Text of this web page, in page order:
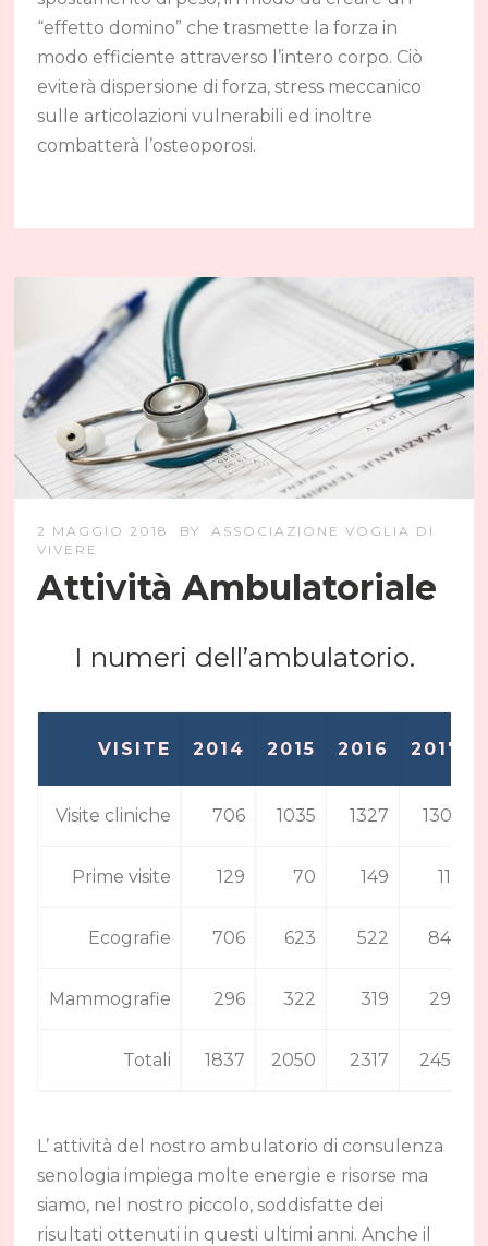
“effetto domino” che trasmette la forza in
modo efficiente attraverso l’intero corpo. Ciò
eviterà dispersione di forza, stress meccanico
sulle articolazioni vulnerabili ed inoltre
combatterà l’osteoporosi.
2 MAGGIO 2018 BY
ASSOCIAZIONE VOGLIA DI
VIVERE
Attività Ambulatoriale
I numeri dell’ambulatorio.
VISITE
Visite cliniche
Prime visite
Ecografie
Mammografie
Totali
2014
706
129
706
296
1837
2015
1035
70
623
322
2050
2016
1327
149
522
319
2317
2017
1306
114
849
297
2452
L’ attività del nostro ambulatorio di consulenza
senologia impiega molte energie e risorse ma
siamo, nel nostro piccolo, soddisfatte dei
risultati ottenuti in questi ultimi anni. Anche il